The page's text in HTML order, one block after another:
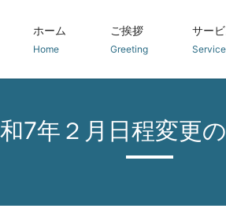
ホーム
Home
ご挨拶
Greeting
サー
Service
7年２月日程変更